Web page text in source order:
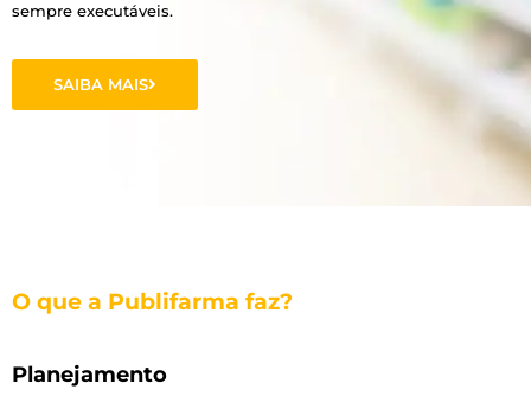
sempre executáveis.
SAIBA MAIS
O que a Publifarma faz?
Planejamento